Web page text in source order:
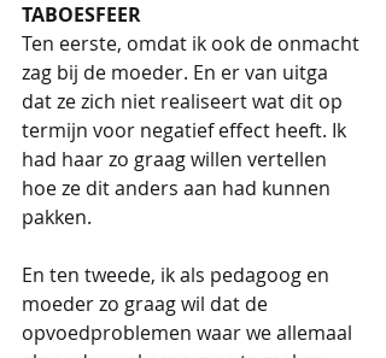
TABOESFEER
Ten eerste, omdat ik ook de onmacht
zag bij de moeder. En er van uitga
dat ze zich niet realiseert wat dit op
termijn voor negatief effect heeft. Ik
had haar zo graag willen vertellen
hoe ze dit anders aan had kunnen
pakken.
En ten tweede, ik als pedagoog en
moeder zo graag wil dat de
opvoedproblemen waar we allemaal